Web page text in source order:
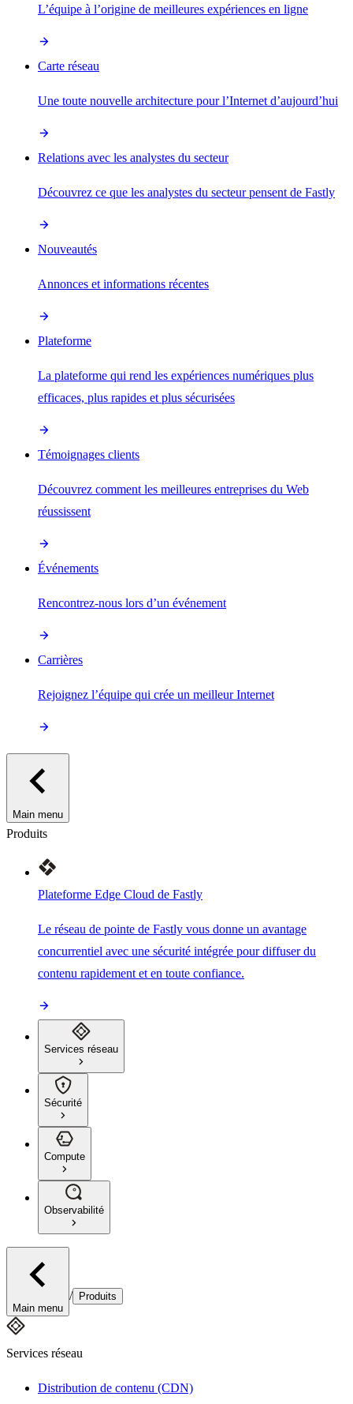
L’équipe à l’origine de meilleures expériences en ligne
Carte réseau
Une toute nouvelle architecture pour l’Internet d’aujourd’hui
Relations avec les analystes du secteur
Découvrez ce que les analystes du secteur pensent de Fastly
Nouveautés
Annonces et informations récentes
Plateforme
La plateforme qui rend les expériences numériques plus
efficaces, plus rapides et plus sécurisées
Témoignages clients
Découvrez comment les meilleures entreprises du Web
réussissent
Événements
Rencontrez-nous lors d’un événement
Carrières
Rejoignez l’équipe qui crée un meilleur Internet
Main menu
Produits
Plateforme Edge Cloud de Fastly
Le réseau de pointe de Fastly vous donne un avantage
concurrentiel avec une sécurité intégrée pour diffuser du
contenu rapidement et en toute confiance.
Services réseau
Sécurité
Compute
Observabilité
Main menu
/ Produits
Services réseau
Distribution de contenu (CDN)